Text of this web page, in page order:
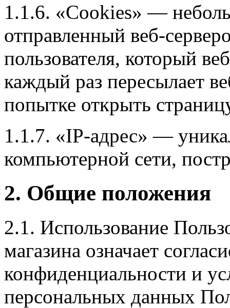
1.1.6. «Cookies» —
отправленный веб-
пользователя, который
каждый раз пересылает
попытке открыть
1.1.7. «IP-адрес» —
компьютерной сети,
2. Общие положения
2.1. Использование
магазина означает
конфиденциальности и
персональных данных